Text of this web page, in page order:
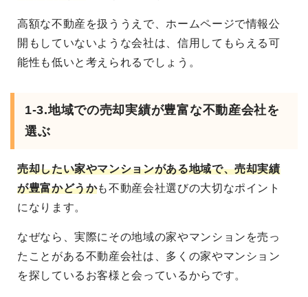
高額な不動産を扱ううえで、ホームページで情報公
開もしていないような会社は、信用してもらえる可
能性も低いと考えられるでしょう。
1-3.地域での売却実績が豊富な不動産会社を
選ぶ
売却したい家やマンションがある地域で、売却実績
が豊富かどうかも不動産会社選びの大切なポイント
になります。
なぜなら、実際にその地域の家やマンションを売っ
たことがある不動産会社は、多くの家やマンション
を探しているお客様と会っているからです。